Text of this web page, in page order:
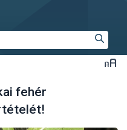
fehér